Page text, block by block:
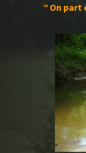
" On part